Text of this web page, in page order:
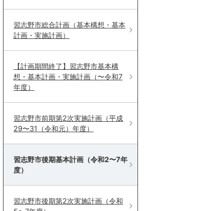
習志野市総合計画（基本構想・基本
計画・実施計画）
【計画期間終了】習志野市基本構
想・基本計画・実施計画（〜令和7
年度）
習志野市前期第2次実施計画（平成
29〜31（令和元）年度）
習志野市後期基本計画（令和2〜7年
度）
習志野市後期第2次実施計画（令和